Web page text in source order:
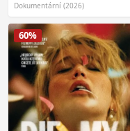
Dokumentární (2026)
60%